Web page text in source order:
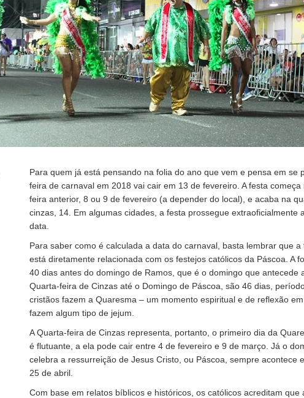
Para quem já está pensando na folia do ano que vem e pensa em se
feira de carnaval em 2018 vai cair em 13 de fevereiro. A festa
feira anterior, 8 ou 9 de fevereiro (a depender do local), e acaba na
cinzas, 14. Em algumas cidades, a festa prossegue extraoficialmente
data.
Para saber como é calculada a data do carnaval, basta lembrar que
está diretamente relacionada com os festejos católicos da Páscoa. A
40 dias antes do domingo de Ramos, que é o domingo que antecede
Quarta-feira de Cinzas até o Domingo de Páscoa, são 46 dias,
cristãos fazem a Quaresma – um momento espiritual e de reflexão
fazem algum tipo de jejum.
A Quarta-feira de Cinzas representa, portanto, o primeiro dia da
é flutuante, a ela pode cair entre 4 de fevereiro e 9 de março. Já o
celebra a ressurreição de Jesus Cristo, ou Páscoa, sempre acontece
25 de abril.
Com base em relatos bíblicos e históricos, os católicos acreditam que